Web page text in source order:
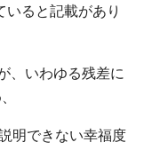
ると記載があり
、いわゆる残差に
明できない幸福度